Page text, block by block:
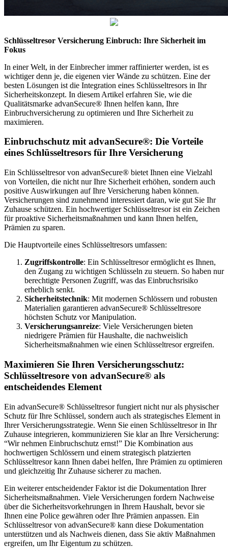
Schlüsseltresor Versicherung Einbruch: Ihre Sicherheit im
Fokus
In einer Welt, in der Einbrecher immer raffinierter werden, ist es
wichtiger denn je, die eigenen vier Wände zu schützen. Eine der
besten Lösungen ist die Integration eines Schlüsseltresors in Ihr
Sicherheitskonzept. In diesem Artikel erfahren Sie, wie die
Qualitätsmarke advanSecure® Ihnen helfen kann, Ihre
Einbruchversicherung zu optimieren und Ihre Sicherheit zu
maximieren.
Einbruchschutz mit advanSecure®: Die Vorteile
eines Schlüsseltresors für Ihre Versicherung
Ein Schlüsseltresor von advanSecure® bietet Ihnen eine Vielzahl
von Vorteilen, die nicht nur Ihre Sicherheit erhöhen, sondern auch
positive Auswirkungen auf Ihre Versicherung haben können.
Versicherungen sind zunehmend interessiert daran, wie gut Sie Ihr
Zuhause schützen. Ein hochwertiger Schlüsseltresor ist ein Zeichen
für proaktive Sicherheitsmaßnahmen und kann Ihnen helfen,
Prämien zu sparen.
Die Hauptvorteile eines Schlüsseltresors umfassen:
Zugriffskontrolle: Ein Schlüsseltresor ermöglicht es Ihnen,
den Zugang zu wichtigen Schlüsseln zu steuern. So haben nur
berechtigte Personen Zugriff, was das Einbruchsrisiko
erheblich senkt.
Sicherheitstechnik: Mit modernen Schlössern und robusten
Materialien garantieren advanSecure® Schlüsseltresore
höchsten Schutz vor Manipulation.
Versicherungsanreize: Viele Versicherungen bieten
niedrigere Prämien für Haushalte, die nachweislich
Sicherheitsmaßnahmen wie einen Schlüsseltresor ergreifen.
Maximieren Sie Ihren Versicherungsschutz:
Schlüsseltresore von advanSecure® als
entscheidendes Element
Ein advanSecure® Schlüsseltresor fungiert nicht nur als physischer
Schutz für Ihre Schlüssel, sondern auch als strategisches Element in
Ihrer Versicherungsstrategie. Wenn Sie einen Schlüsseltresor in Ihr
Zuhause integrieren, kommunizieren Sie klar an Ihre Versicherung:
“Wir nehmen Einbruchschutz ernst!” Die Kombination aus
hochwertigen Schlössern und einem strategisch platzierten
Schlüsseltresor kann Ihnen dabei helfen, Ihre Prämien zu optimieren
und gleichzeitig Ihr Zuhause sicherer zu machen.
Ein weiterer entscheidender Faktor ist die Dokumentation Ihrer
Sicherheitsmaßnahmen. Viele Versicherungen fordern Nachweise
über die Sicherheitsvorkehrungen in Ihrem Haushalt, bevor sie
Ihnen eine Police gewähren oder Ihre Prämien anpassen. Ein
Schlüsseltresor von advanSecure® kann diese Dokumentation
unterstützen und als Nachweis dienen, dass Sie aktiv Maßnahmen
ergreifen, um Ihr Eigentum zu schützen.